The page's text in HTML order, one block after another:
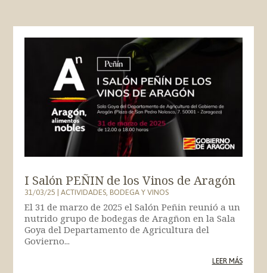
I Salón PEÑIN de los Vinos de Aragón
31/03/25|ACTIVIDADES,BODEGA Y VINOS
El 31 de marzo de 2025 el Salón Peñin reunió a un
nutrido grupo de bodegas de Aragñon en la Sala
Goya del Departamento de Agricultura del
Govierno...
LEER MÁS